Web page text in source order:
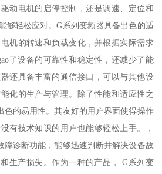
动电机的启停控制，还是调速、定位和
够轻松应对。G系列变频器具备出色的适
机的转速和负载变化，并根据实际需求
了设备的可靠性和稳定性，还减少了能
还具备丰富的通信接口，可以与其他设
化的生产与管理。除了性能和适应性之
色的易用性。其友好的用户界面使得操作
有技术知识的用户也能够轻松上手。，
障诊断功能，能够迅速判断并解决设备故
生产损失。作为一种的产品， G系列变